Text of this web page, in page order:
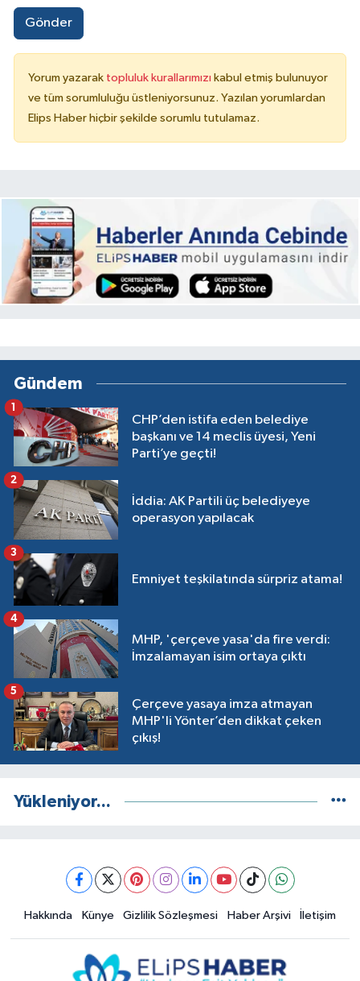
Gönder
Yorum yazarak topluluk kurallarımızı kabul etmiş bulunuyor
ve tüm sorumluluğu üstleniyorsunuz. Yazılan yorumlardan
Elips Haber hiçbir şekilde sorumlu tutulamaz.
Gündem
CHP’den istifa eden belediye
başkanı ve 14 meclis üyesi, Yeni
Parti’ye geçti!
1
İddia: AK Partili üç belediyeye
operasyon yapılacak
2
Emniyet teşkilatında sürpriz atama!
3
MHP, 'çerçeve yasa'da fire verdi:
İmzalamayan isim ortaya çıktı
4
Çerçeve yasaya imza atmayan
MHP'li Yönter’den dikkat çeken
çıkış!
5
Yükleniyor...
Hakkında Künye Gizlilik Sözleşmesi Haber Arşivi İletişim